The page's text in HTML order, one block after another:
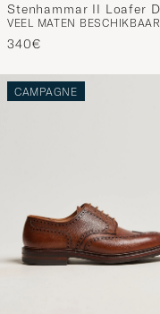
Stenhammar II Loafer
Brown Calf
VEEL MATEN BESCHIKBAAR
340€
CAMPAGNE